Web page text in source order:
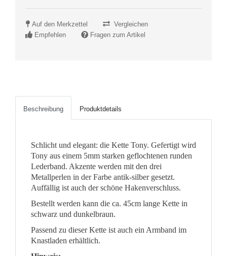
Auf den Merkzettel
Vergleichen
Empfehlen
Fragen zum Artikel
Beschreibung Produktdetails
Schlicht und elegant: die Kette Tony. Gefertigt wird
Tony aus einem 5mm starken geflochtenen runden
Lederband. Akzente werden mit den drei
Metallperlen in der Farbe antik-silber gesetzt.
Auffällig ist auch der schöne Hakenverschluss.
Bestellt werden kann die ca. 45cm lange Kette in
schwarz und dunkelbraun.
Passend zu dieser Kette ist auch ein Armband im
Knastladen erhältlich.